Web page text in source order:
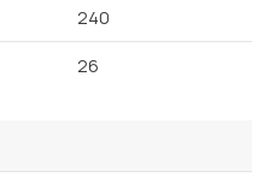
240
26